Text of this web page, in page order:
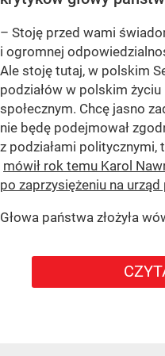
– Stoję przed wami
i ogromnej
Ale stoję tutaj, w polskim
podziałów w polskim
społecznym. Chcę jasno
nie będę podejmował
z podziałami
mówił rok temu Karol
po zaprzysiężeniu na urząd
Głowa państwa złożyła